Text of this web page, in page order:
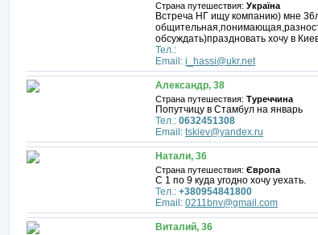
Страна путешествия: Україна
Встреча НГ ищу компанию) мне
обсуждать)праздновать хочу в
Тел.:
Email: i_hassi@ukr.net
Александр, 38
Страна путешествия: Туреччина
Попутчицу в Стамбул на январь
Тел.: 0632451308
Email: tskiev@yandex.ru
Натали, 36
Страна путешествия: Європа
С 1 по 9 куда угодно хочу уехать.
Тел.: +380954841800
Email: 0211bnv@gmail.com
Виталий, 36